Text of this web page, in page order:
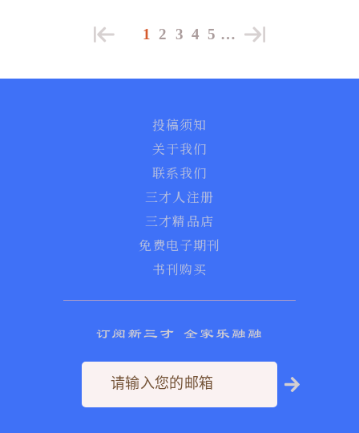
1 2 3 4 5 …
投稿须知
关于我们
联系我们
三才人注册
三才精品店
免费电子期刊
书刊购买
订阅新三才 全家乐融融